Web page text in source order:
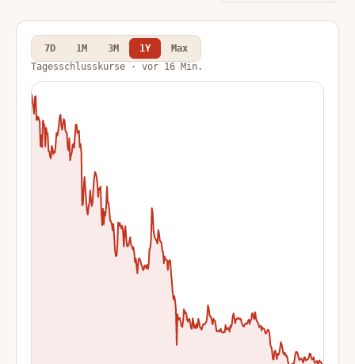
7D 1M 3M 1Y
Max
Tagesschlusskurse · vor 16 Min.